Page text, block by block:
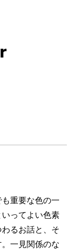
重要な色の一
ってよい色素
るお話と、そ
一見関係のな